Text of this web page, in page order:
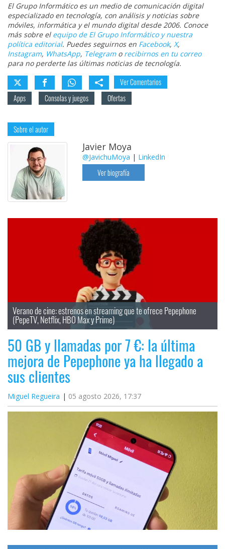
El Grupo Informático es un medio de comunicación digital
especializado en tecnología, con análisis y noticias sobre
móviles, informática y el mundo digital desde 2006. Conoce
más sobre el equipo de El Grupo Informático y nuestra
política editorial. Puedes seguirnos en Facebook, X,
Instagram, WhatsApp, Telegramo recibirnos en tu correo
para no perderte las últimas noticias de tecnología.
Ver Comentarios
Apps
Consolas y juegos Ofertas
Sobre el autor
Javier Moya
@JavichuMoya | LinkedIn
Ver biografía
Verano de cine: estrenos en streaming que te ofrece Pepephone
(PepeTV, Netflix, HBO Max y Prime)
50 GB y llamadas por 7 €: la última
mejora de Pepephone ya ha llegado a
sus clientes
Miguel Regueira 05 agosto 2026, 17:37